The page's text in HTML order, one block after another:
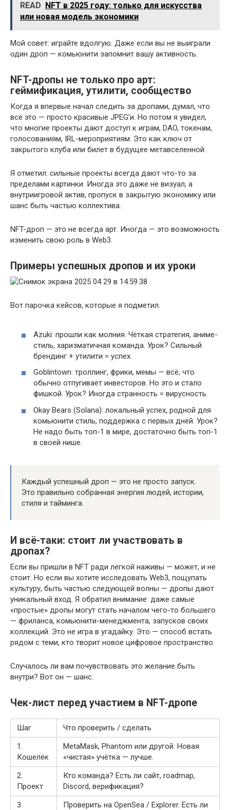
READ NFT в 2025 году: только для искусства
или новая модель экономики
Мой совет: играйте вдолгую. Даже если вы не выиграли
один дроп — комьюнити запомнит вашу активность.
NFT-дропы не только про арт:
геймификация, утилити, сообщество
Когда я впервые начал следить за дропами, думал, что
всё это — просто красивые JPEG’и. Но потом я увидел,
что многие проекты дают доступ к играм, DAO, токенам,
голосованиям, IRL-мероприятиям. Это как ключ от
закрытого клуба или билет в будущее метавселенной.
Я отметил: сильные проекты всегда дают что-то за
пределами картинки. Иногда это даже не визуал, а
внутриигровой актив, пропуск в закрытую экономику или
шанс быть частью коллектива.
NFT-дроп — это не всегда арт. Иногда — это возможность
изменить свою роль в Web3.
Примеры успешных дропов и их уроки
Вот парочка кейсов, которые я подметил.
Azuki: прошли как молния. Чёткая стратегия, аниме-
стиль, харизматичная команда. Урок? Сильный
брендинг + утилити = успех.
Goblintown: троллинг, фрики, мемы — всё, что
обычно отпугивает инвесторов. Но это и стало
фишкой. Урок? Иногда странность = вирусность.
Okay Bears (Solana): локальный успех, родной для
комьюнити стиль, поддержка с первых дней. Урок?
Не надо быть топ-1 в мире, достаточно быть топ-1
в своей нише.
Каждый успешный дроп — это не просто запуск.
Это правильно собранная энергия людей, истории,
стиля и тайминга.
И всё-таки: стоит ли участвовать в
дропах?
Если вы пришли в NFT ради лёгкой наживы — может, и не
стоит. Но если вы хотите исследовать Web3, пощупать
культуру, быть частью следующей волны — дропы дают
уникальный вход. Я обратил внимание: даже самые
«простые» дропы могут стать началом чего-то большего
— фриланса, комьюнити-менеджмента, запусков своих
коллекций. Это не игра в угадайку. Это — способ встать
рядом с теми, кто творит новое цифровое пространство.
Случалось ли вам почувствовать это желание быть
внутри? Вот он — шанс.
Чек-лист перед участием в NFT-дропе
Шаг
Что проверить / сделать
1.
Кошелёк
MetaMask, Phantom или другой. Новая
«чистая» учётка — лучше.
2.
Проект
Кто команда? Есть ли сайт, roadmap,
Discord, верификация?
3.
Проверить на OpenSea / Explorer. Есть ли